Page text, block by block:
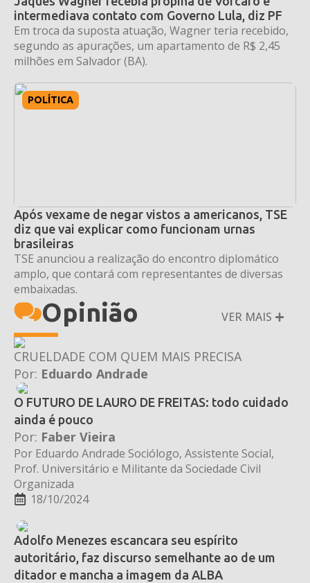
intermediava contato com Governo Lula, diz PF
Em troca da suposta atuação, Wagner teria recebido,
segundo as apurações, um apartamento de R$ 2,45
milhões em Salvador (BA).
POLÍTICA
Após vexame de negar vistos a americanos, TSE
diz que vai explicar como funcionam urnas
brasileiras
TSE anunciou a realização do encontro diplomático
amplo, que contará com representantes de diversas
embaixadas.
Opinião VER MAIS
CRUELDADE COM QUEM MAIS PRECISA
Por: Eduardo Andrade
O FUTURO DE LAURO DE FREITAS: todo cuidado
ainda é pouco
Por: Faber Vieira
Por Eduardo Andrade Sociólogo, Assistente Social,
Prof. Universitário e Militante da Sociedade Civil
Organizada
18/10/2024
Adolfo Menezes escancara seu espírito
autoritário, faz discurso semelhante ao de um
ditador e mancha a imagem da ALBA